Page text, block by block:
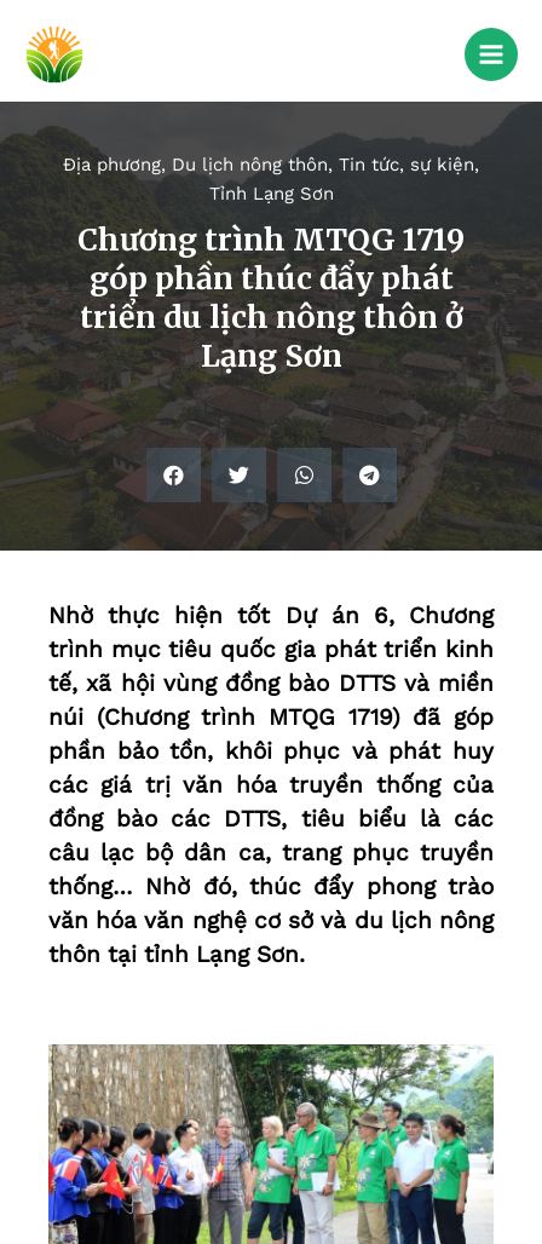
Địa phương, Du lịch nông thôn, Tin tức, sự kiện,
Tỉnh Lạng Sơn
Chương trình MTQG 1719
góp phần thúc đẩy phát
triển du lịch nông thôn ở
Lạng Sơn
Nhờ thực hiện tốt Dự án 6, Chương
trình mục tiêu quốc gia phát triển kinh
tế, xã hội vùng đồng bào DTTS và miền
núi (Chương trình MTQG 1719) đã góp
phần bảo tồn, khôi phục và phát huy
các giá trị văn hóa truyền thống của
đồng bào các DTTS, tiêu biểu là các
câu lạc bộ dân ca, trang phục truyền
thống… Nhờ đó, thúc đẩy phong trào
văn hóa văn nghệ cơ sở và du lịch nông
thôn tại tỉnh Lạng Sơn.